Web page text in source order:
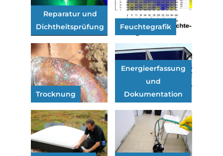
Reparatur und
Dichtheitsprüfung
Feuchtegrafik
Trocknung
Energieerfassung
und
Dokumentation